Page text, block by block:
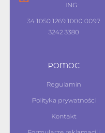
ING:
34 1050 1269 1000 0097
3242 3380
POMOC
Regulamin
Polityka prywatności
Kontakt